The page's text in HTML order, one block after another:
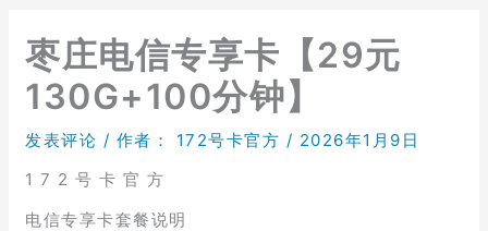
枣庄电信专享卡【29元
130G+100分钟】
发表评论 / 作者： 172号卡官方 / 2026年1月9日
1 7 2 号 卡 官 方
电信专享卡套餐说明